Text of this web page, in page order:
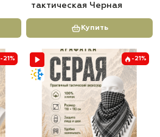
тактическая Черная
Купить
-21% -21%